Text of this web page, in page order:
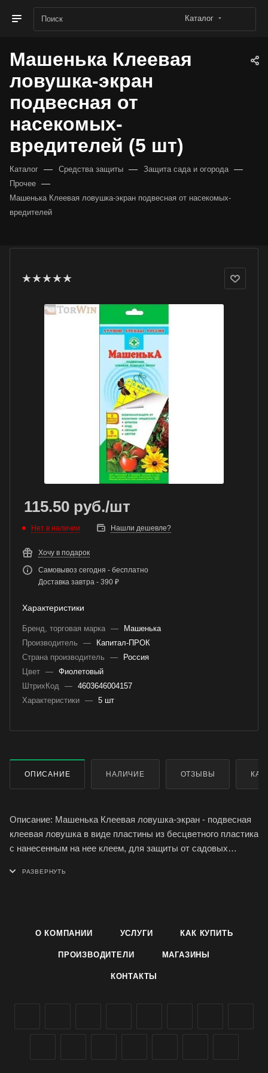
Каталог
Машенька Клеевая
ловушка-экран
подвесная от
насекомых-
вредителей (5 шт)
Каталог — Средства защиты — Защита сада и огорода —
Прочее —
Машенька Клеевая ловушка-экран подвесная от насекомых-
вредителей
115.50 руб./шт
Нет в наличии Нашли дешевле?
Хочу в подарок
Самовывоз сегодня - бесплатно
Доставка завтра - 390 ₽
Характеристики
Бренд, торговая марка —
Машенька
Производитель
—
Капитал-ПРОК
Страна производитель
—
Россия
Цвет — Фиолетовый
ШтрихКод — 4603646004157
Характеристики — 5 шт
ОПИСАНИЕ НАЛИЧИЕ ОТЗЫВЫ
Описание: Машенька Клеевая ловушка-экран - подвесная
клеевая ловушка в виде пластины из бесцветного пластика
с нанесенным на нее клеем, для защиты от садовых
цветоеда, гусениц, муравьев, плодожорки, белокрылки.
теплицах.О КОМПАНИИ УСЛУГИ КАК КУПИТЬ
ПРОИЗВОДИТЕЛИ МАГАЗИНЫ
КОНТАКТЫ